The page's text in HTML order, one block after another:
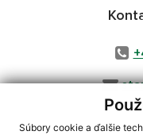
Súbory cookie a ďalšie